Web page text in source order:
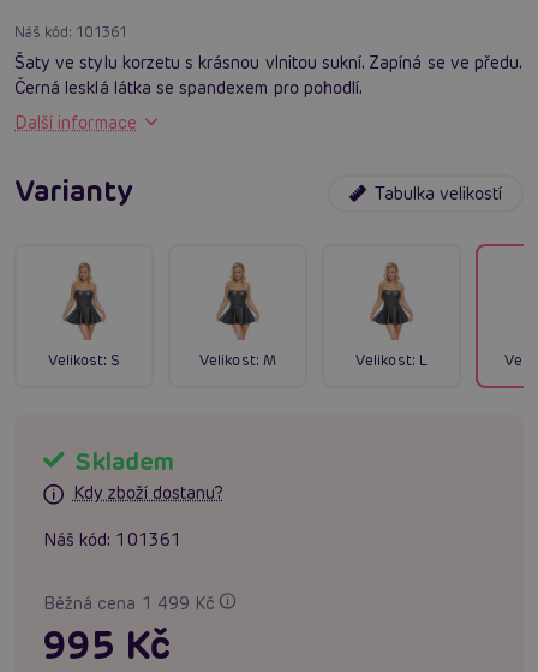
Náš kód: 101361
Šaty ve stylu korzetu s krásnou vlnitou sukní. Zapíná se ve předu.
Černá lesklá látka se spandexem pro pohodlí.
Další informace
Varianty Tabulka velikostí
Velikost: S Velikost: M Velikost: L
Skladem
Kdy zboží dostanu?
Náš kód: 101361
Běžná cena 1 499 Kč
995 Kč